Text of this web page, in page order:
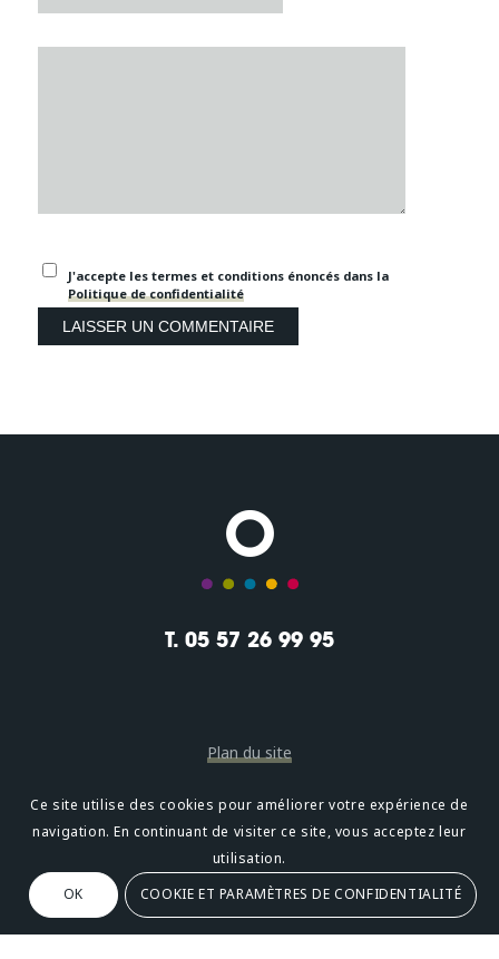
J'accepte les termes et conditions énoncés dans la
Politique de confidentialité
T. 05 57 26 99 95
Plan du site
Mentions légales
Confidentialité
Oméni2, avenue Léonard de Vinci 33600 PESSAC
Ce site utilise des cookies pour améliorer votre expérience de
navigation. En continuant de visiter ce site, vous acceptez leur
utilisation.
OK
COOKIE ET PARAMÈTRES DE CONFIDENTIALITÉ